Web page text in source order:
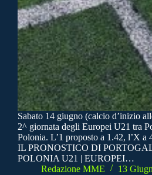
Sabato 14 giugno (calcio d’inizio
2^ giornata degli Europei U21 tra
Polonia. L’1 proposto a 1.42, l’X a
IL PRONOSTICO DI
POLONIA U21 | EUROPEI…
Redazione MME
13